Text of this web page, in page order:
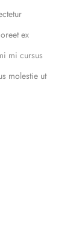
ex
mi cursus
molestie ut